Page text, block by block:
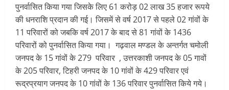
पुनर्वासित किया गया जिसके लिए 61 करोड़ 02 लाख 35 हजार रूपये
की धनराशि प्रदान की गई। जिसमें से वर्ष 2017 से पहले 02 गांवों के
11 परिवारों को जबकि वर्ष 2017 के बाद से 81 गांवों के 1436
परिवारों को पुनर्वासित किया गया। गढ़वाल मण्डल के अन्तर्गत चमोली
जनपद के 15 गांवों के 279 परिवार , उत्तरकाशी जनपद के 05 गावों
के 205 परिवार, टिहरी जनपद के 10 गांवों के 429 परिवार एवं
रूद्रप्रयाग जनपद के 10 गांवों के 136 परिवार पुनर्वासित किये गये।